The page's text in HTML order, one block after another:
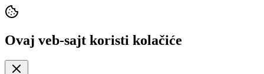
Ovaj veb-sajt koristi kolačiće